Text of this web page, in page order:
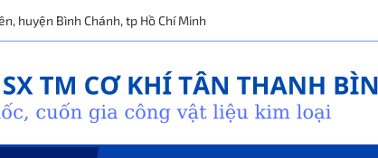
huyện Bình Chánh, tp Hồ Chí Minh